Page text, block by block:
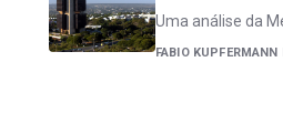
Uma análise da
FABIO KUPFERMANN